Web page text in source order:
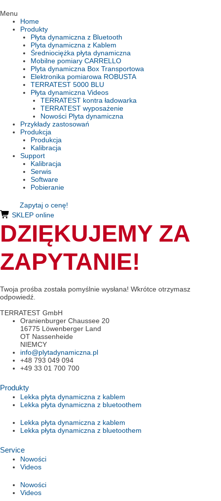
Menu
Home
Produkty
Płyta dynamiczna z Bluetooth
Plyta dynamiczna z Kablem
Średniociężka płyta dynamiczna
Mobilne pomiary CARRELLO
Plyta dynamiczna Box Transportowa
Elektronika pomiarowa ROBUSTA
TERRATEST 5000 BLU
Płyta dynamiczna Videos
TERRATEST kontra ładowarka
TERRATEST wyposażenie
Nowości Plyta dynamiczna
Przykłady zastosowań
Produkcja
Produkcja
Kalibracja
Support
Kalibracja
Serwis
Software
Pobieranie
Zapytaj o cenę!
SKLEP online
DZIĘKUJEMY ZA
ZAPYTANIE!
Twoja prośba została pomyślnie wysłana! Wkrótce otrzymasz
odpowiedź.
TERRATEST GmbH
Oranienburger Chaussee 20
16775 Löwenberger Land
OT Nassenheide
NIEMCY
info@plytadynamiczna.pl
+48 793 049 094
+49 33 01 700 700
Produkty
Lekka płyta dynamiczna z kablem
Lekka płyta dynamiczna z bluetoothem
Lekka płyta dynamiczna z kablem
Lekka płyta dynamiczna z bluetoothem
Service
Nowości
Videos
Nowości
Videos